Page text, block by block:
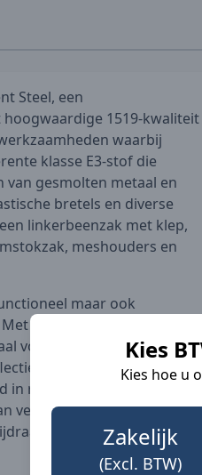
Kies
Kies hoe u
Zakelijk
(Excl. BTW)
Steel, een
1519-kwaliteit
waarbij
klasse E3-stof die
gesmolten metaal en
bretels en diverse
linkerbeenzak met klep,
meshouders en
maar ook
zijn olie-, vuil- en
voor zware
biedt extra
risicovolle omgevingen.
verschillende normen,
aan de